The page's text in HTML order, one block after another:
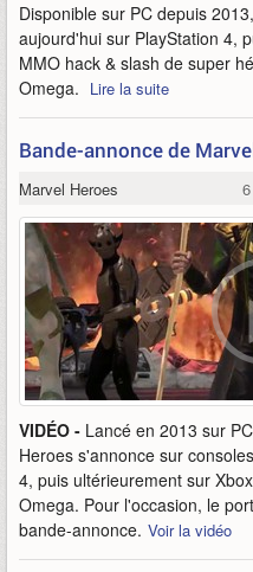
Disponible sur PC depuis
aujourd'hui sur PlayStation 4,
MMO hack & slash de super
Omega. Lire la suite
Bande-annonce de
Marvel Heroes
VIDÉO - Lancé en 2013 sur
Heroes s'annonce sur
4, puis ultérieurement sur
Omega. Pour l'occasion, le
bande-annonce. Voir la vidéo